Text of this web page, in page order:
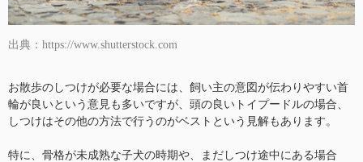
出典：https://www.shutterstock.com
お散歩のしつけが必要な場合には、飼い主の意図が伝わりやすい首
輪が良いという意見も多いですが、頭の良いトイプードルの場合、
しつけはその他の方法で行うのがベストという見解もあります。
特に、骨格が未成熟な子犬の時期や、まだしつけ途中にある場合